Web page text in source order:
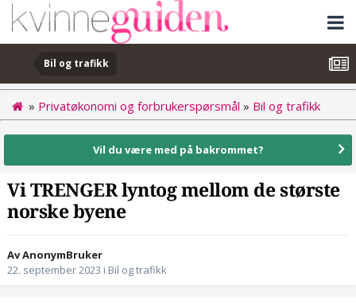
Bil og trafikk
» Privatøkonomi og forbrukerspørsmål » Bil og trafikk
Vil du være med på bakrommet?
Vi TRENGER lyntog mellom de største
norske byene
Av AnonymBruker
22. september 2023 i Bil og trafikk